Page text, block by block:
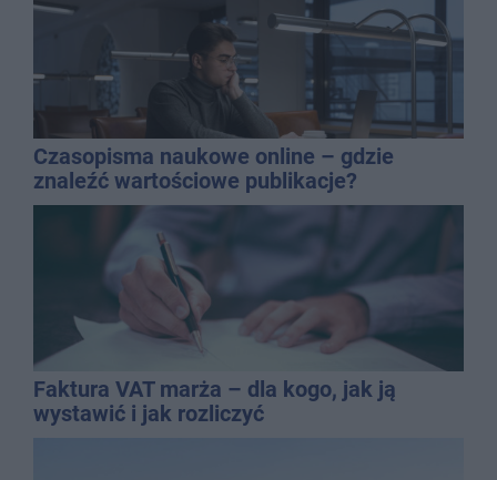
Czasopisma naukowe online – gdzie
znaleźć wartościowe publikacje?
Faktura VAT marża – dla kogo, jak ją
wystawić i jak rozliczyć